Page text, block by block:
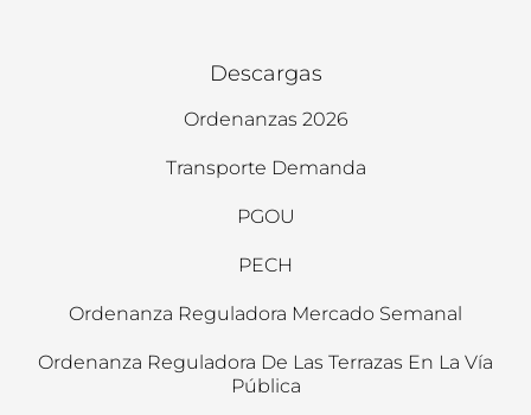
Descargas
Ordenanzas 2026
Transporte Demanda
PGOU
PECH
Ordenanza Reguladora Mercado Semanal
Ordenanza Reguladora De Las Terrazas En La Vía
Pública